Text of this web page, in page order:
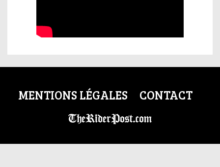
MENTIONS LÉGALES CONTACT